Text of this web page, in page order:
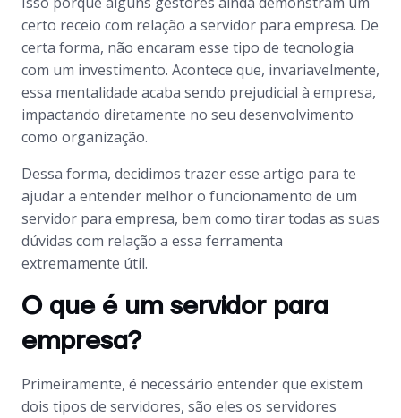
certo receio com relação a servidor para empresa. De
certa forma, não encaram esse tipo de tecnologia
com um investimento. Acontece que, invariavelmente,
essa mentalidade acaba sendo prejudicial à empresa,
impactando diretamente no seu desenvolvimento
como organização.
Dessa forma, decidimos trazer esse artigo para te
ajudar a entender melhor o funcionamento de um
servidor para empresa, bem como tirar todas as suas
dúvidas com relação a essa ferramenta
extremamente útil.
O que é um servidor para
empresa?
Primeiramente, é necessário entender que existem
dois tipos de servidores, são eles os servidores